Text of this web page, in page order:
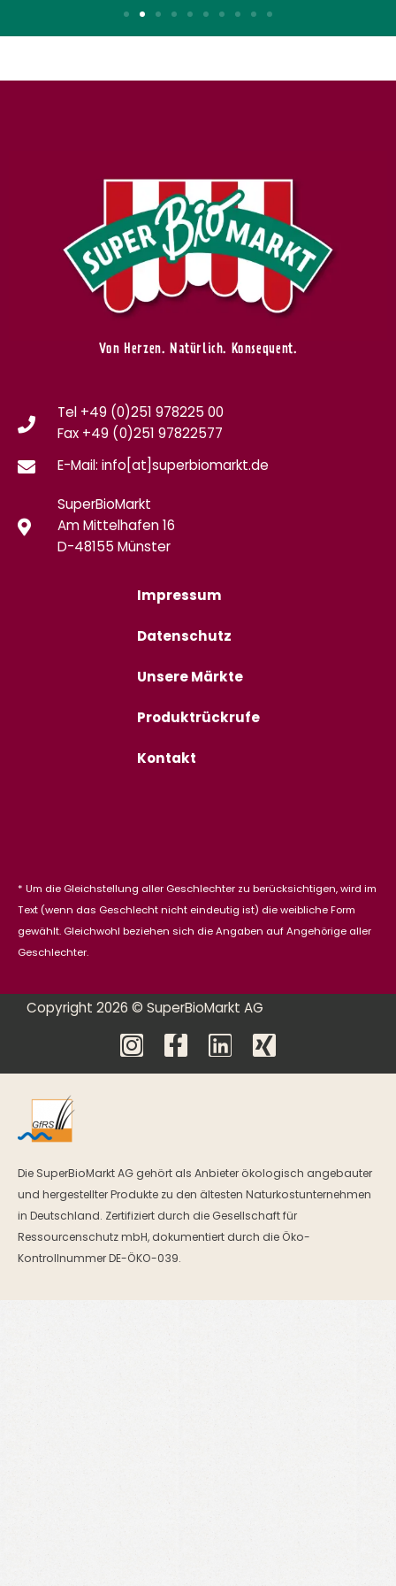
Von Herzen. Natürlich. Konsequent.
Tel +49 (0)251 978225 00
Fax +49 (0)251 97822577
E-Mail: info[at]superbiomarkt.de
SuperBioMarkt
Am Mittelhafen 16
D-48155 Münster
Impressum
Datenschutz
Unsere Märkte
Produktrückrufe
Kontakt
* Um die Gleichstellung aller Geschlechter zu berücksichtigen, wird im
Text (wenn das Geschlecht nicht eindeutig ist) die weibliche Form
gewählt. Gleichwohl beziehen sich die Angaben auf Angehörige aller
Geschlechter.
Copyright 2026 © SuperBioMarkt AG
Die SuperBioMarkt AG gehört als Anbieter ökologisch angebauter
und hergestellter Produkte zu den ältesten Naturkostunternehmen
in Deutschland. Zertifiziert durch die Gesellschaft für
Ressourcenschutz mbH, dokumentiert durch die Öko-
Kontrollnummer DE-ÖKO-039.